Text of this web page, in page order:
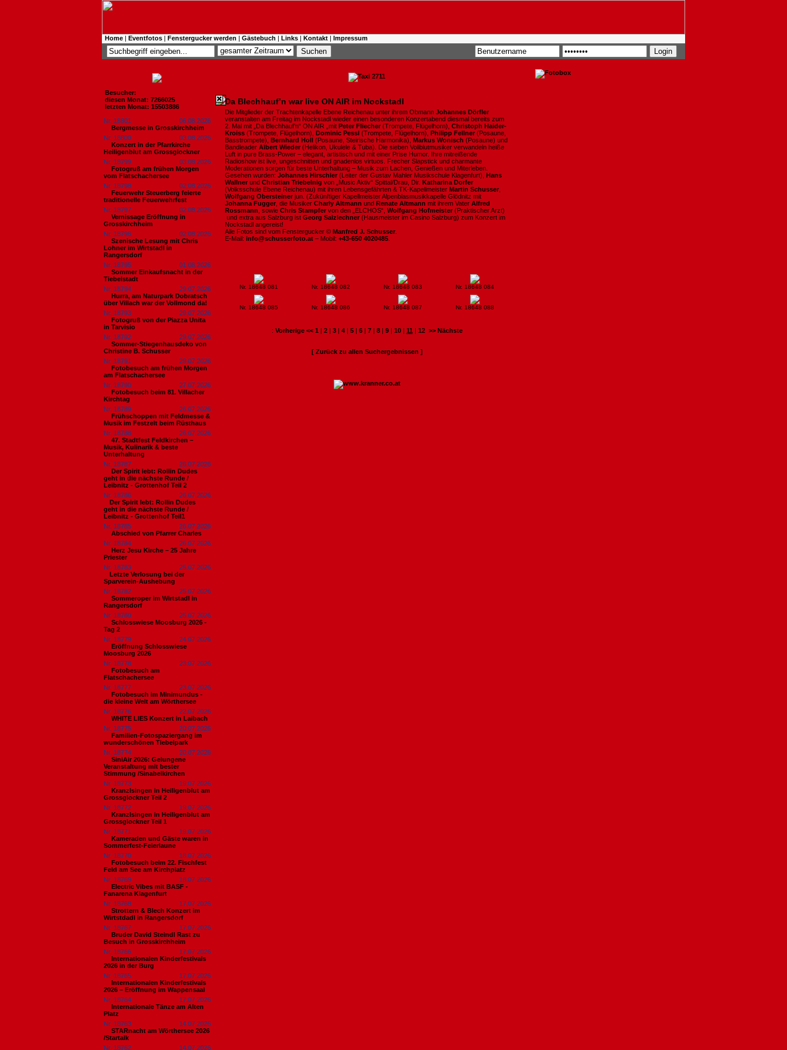
Home | Eventfotos | Fenstergucker werden | Gästebuch | Links | Kontakt | Impressum
Besucher:
diesen Monat: 7266025
letzten Monat: 15503886
Nr. 18801
06.08.2026
Bergmesse in Grosskirchheim
Nr. 18800
03.08.2026
Konzert in der Pfarrkirche
Heiligenblut am Grossglockner
Nr. 18799
03.08.2026
Fotogruß am frühen Morgen
vom Flatschachersee
Nr. 18798
02.08.2026
Feuerwehr Steuerberg feierte
traditionelle Feuerwehrfest
Nr. 18797
02.08.2026
Vernissage Eröffnung in
Grosskirchheim
Nr. 18796
02.08.2026
Szenische Lesung mit Chris
Lohner im Wirtstadl in
Rangersdorf
Nr. 18795
01.08.2026
Sommer Einkaufsnacht in der
Tiebelstadt
Nr. 18794
29.07.2026
Hurra, am Naturpark Dobratsch
über Villach war der Vollmond da!
Nr. 18793
29.07.2026
Fotogruß von der Piazza Unita
in Tarvisio
Nr. 18792
29.07.2026
Sommer-Stiegenhausdeko von
Christine B. Schusser
Nr. 18791
29.07.2026
Fotobesuch am frühen Morgen
am Flatschachersee
Nr. 18790
27.07.2026
Fotobesuch beim 81. Villacher
Kirchtag
Nr. 18789
26.07.2026
Frühschoppen mit Feldmesse &
Musik im Festzelt beim Rüsthaus
Nr. 18788
26.07.2026
47. Stadtfest Feldkirchen –
Musik, Kulinarik & beste
Unterhaltung
Nr. 18787
26.07.2026
Der Spirit lebt: Rollin Dudes
geht in die nächste Runde /
Leibnitz - Grottenhof Teil 2
Nr. 18786
26.07.2026
​Der Spirit lebt: Rollin Dudes
geht in die nächste Runde /
Leibnitz - Grottenhof Teil1
Nr. 18785
26.07.2026
Abschied von Pfarrer Charles
Nr. 18784
26.07.2026
Herz Jesu Kirche – 25 Jahre
Priester
Nr. 18783
25.07.2026
​Letzte Verlosung bei der
Sparverein-Aushebung
Nr. 18782
25.07.2026
Sommeroper im Wirtstadl in
Rangersdorf
Nr. 18780
25.07.2026
Schlosswiese Moosburg 2026 -
Tag 2
Nr. 18779
24.07.2026
Eröffnung Schlosswiese
Moosburg 2026
Nr. 18778
23.07.2026
Fotobesuch am
Flatschachersee
Nr. 18777
23.07.2026
Fotobesuch im Minimundus -
die kleine Welt am Wörthersee
Nr. 18776
22.07.2026
WHITE LIES Konzert in Laibach
Nr. 18775
20.07.2026
Familien-Fotospaziergang im
wunderschönen Tiebelpark
Nr. 18774
20.07.2026
SiniAir 2026: Gelungene
Veranstaltung mit bester
Stimmung /Sinabelkirchen
Nr. 18773
19.07.2026
Kranzlsingen in Heiligenblut am
Grossglockner Teil 2
Nr. 18772
19.07.2026
Kranzlsingen in Heiligenblut am
Grossglockner Teil 1
Nr. 18771
19.07.2026
Kameraden und Gäste waren in
Sommerfest-Feierlaune
Nr. 18770
18.07.2026
Fotobesuch beim 22. Fischfest
Feld am See am Kirchplatz
Nr. 18769
18.07.2026
Electric Vibes mit BASF -
Fanarena Klagenfurt
Nr. 18768
17.07.2026
Strottern & Blech Konzert im
Wirtstdadl in Rangersdorf
Nr. 18767
17.07.2026
Bruder David Steindl Rast zu
Besuch in Grosskirchheim
Nr. 18766
17.07.2026
Internationalen Kinderfestivals
2026 in der Burg
Nr. 18765
17.07.2026
Internationalen Kinderfestivals
2026 – Eröffnung im Wappensaal
Nr. 18764
17.07.2026
Internationale Tänze am Alten
Platz
Nr. 18763
14.07.2026
STARnacht am Wörthersee 2026
/Startalk
Nr. 18762
14.07.2026
Da Blechhauf’n war live ON AIR im Nockstadl
Die Mitglieder der Trachtenkapelle Ebene Reichenau unter ihrem Obmann Johannes Dörfler
veranstalten am Freitag im Nockstadl wieder einen besonderen Konzertabend diesmal bereits zum
2. Mal mit „Da Blechhauf’n“ ON AIR „mit Peter Fliecher (Trompete, Flügelhorn), Christoph Haider-
Kroiss (Trompete, Flügelhorn), Dominic Pessl (Trompete, Flügelhorn), Philipp Fellner (Posaune,
Basstrompete), Bernhard Holl (Posaune, Steirische Harmonika), Markus Wonisch (Posaune) und
Bandleader Albert Wieder (Helikon, Ukulele & Tuba). Die sieben Vollblutmusiker verwandeln heiße
Luft in pure Brass-Power – elegant, artistisch und mit einer Prise Humor. Ihre mitreißende
Radioshow ist live, ungeschnitten und gnadenlos virtuos. Frecher Slapstick und charmante
Moderationen sorgen für beste Unterhaltung – Musik zum Lachen, Genießen und Miterleben.
Gesehen wurden: Johannes Hirschler (Leiter der Gustav Mahler Musikschule Klagenfurt), Hans
Wallner und Christian Triebelnig von „Music Aktiv“ Spittal/Drau, Dir. Katharina Dorfer
(Volksschule Ebene Reichenau) mit ihren Lebensgefährten & TK-Kapellmeister Martin Schusser
Wolfgang Obersteiner jun. (Zukünftiger Kapellmeister Alpenblasmusikkapelle Glödnitz mit
Johanna Fugger , die Musiker Charly Altmann und Renate Altmann mit ihrem Vater Alfred
Rossmann , sowie Chris Stampfer von den „ELCHOS“, Wolfgang Hofmeister (Praktischer Arzt)
und extra aus Salzburg ist Georg Salzlechner (Hausmeister im Casino Salzburg) zum Konzert im
Nockstadl angereist!
Alle Fotos sind vom Fenstergucker © Manfred J. Schusser
E-Mail: info@schusserfoto.at – Mobil: +43-650 4020485
Nr. 18648 081 Nr. 18648 082 Nr. 18648 083 Nr. 18648 084
Nr. 18648 085 Nr. 18648 086 Nr. 18648 087 Nr. 18648 088
: Vorherige << 1 | 2| 3| 4| 5| 6| 7| 8| 9| 10| 11 | 12 >> Nächste
[ Zurück zu allen Suchergebnissen ]